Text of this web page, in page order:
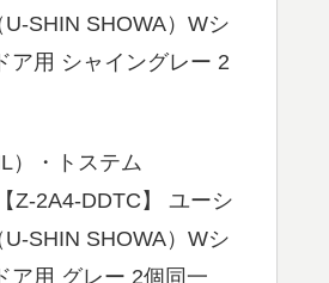
SHIN SHOWA）Wシ
ア用 シャイングレー 2
）・トステム
Z-2A4-DDTC】 ユーシ
SHIN SHOWA）Wシ
ア用 グレー 2個同一